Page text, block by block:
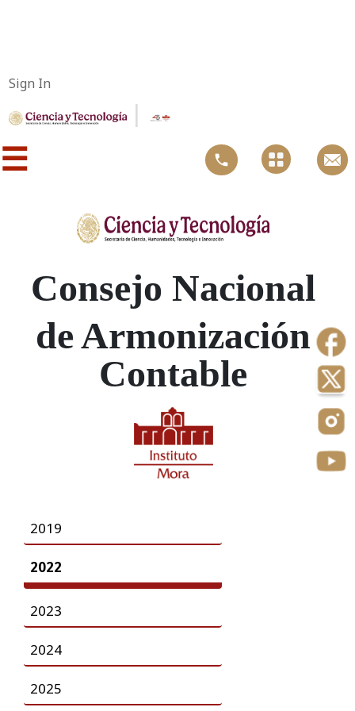
Sign In
|
☰
​Consejo Nacional
de Armonización
Contable
2019
2022
2023
2024
2025